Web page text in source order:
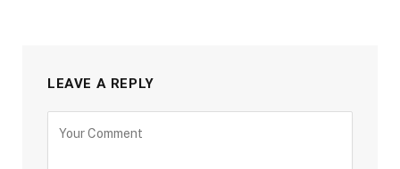
LEAVE A REPLY